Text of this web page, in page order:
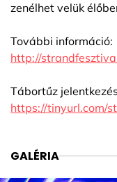
zenélhet velük
További információ:
http://
Tábortűz
https://tinyurl.com/
GALÉRIA